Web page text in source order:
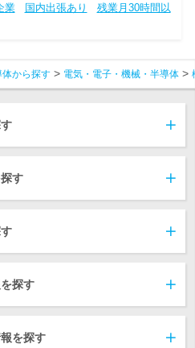
業 国内出張あり
残業月30時間以
体から探す 電気・電子・機械・半導体
す
探す
を探す